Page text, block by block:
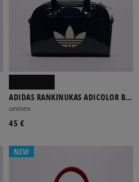
ADIDAS RANKINUKAS ADICOLOR BB
XS
unisex
45 €
NEW